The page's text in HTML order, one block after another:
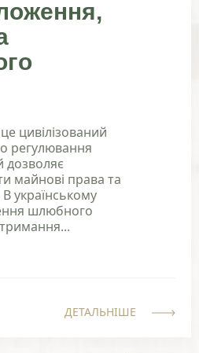
цивілізований
регулювання
дозволяє
майнові права та
українському
шлюбного
ДЕТАЛЬНІШЕ